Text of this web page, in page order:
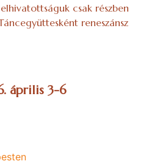
csak részben
reneszánsz
április 3-6